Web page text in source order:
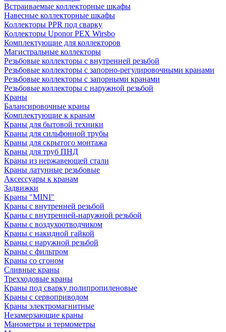
Встраиваемые коллекторные шкафы
Навесные коллекторные шкафы
Коллекторы PPR под сварку
Коллекторы Uponor PEX Wirsbo
Комплектующие для коллекторов
Магистральные коллекторы
Резьбовые коллекторы с внутренней резьбой
Резьбовые коллекторы с запорно-регулировочными кранами
Резьбовые коллекторы с запорными кранами
Резьбовые коллекторы с наружной резьбой
Краны
Балансировочные краны
Комплектующие к кранам
Краны для бытовой техники
Краны для сильфонной трубы
Краны для скрытого монтажа
Краны для труб ПНД
Краны из нержавеющей стали
Краны латунные резьбовые
Аксессуары к кранам
Задвижки
Краны "MINI"
Краны с внутренней резьбой
Краны с внутренней-наружной резьбой
Краны с воздухоотводчиком
Краны с накидной гайкой
Краны с наружной резьбой
Краны с фильтром
Краны со сгоном
Сливные краны
Трехходовые краны
Краны под сварку полипропиленовые
Краны с сервоприводом
Краны электромагнитные
Незамерзающие краны
Манометры и термометры